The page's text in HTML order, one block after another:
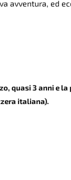
avventura, ed
quasi 3 anni e
italiana).